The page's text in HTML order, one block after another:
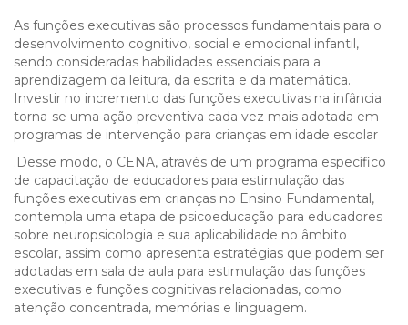
As funções executivas são processos fundamentais para o
desenvolvimento cognitivo, social e emocional infantil,
sendo consideradas habilidades essenciais para a
aprendizagem da leitura, da escrita e da matemática.
Investir no incremento das funções executivas na infância
torna-se uma ação preventiva cada vez mais adotada em
programas de intervenção para crianças em idade escolar
.Desse modo, o CENA, através de um programa específico
de capacitação de educadores para estimulação das
funções executivas em crianças no Ensino Fundamental,
contempla uma etapa de psicoeducação para educadores
sobre neuropsicologia e sua aplicabilidade no âmbito
escolar, assim como apresenta estratégias que podem ser
adotadas em sala de aula para estimulação das funções
executivas e funções cognitivas relacionadas, como
atenção concentrada, memórias e linguagem.